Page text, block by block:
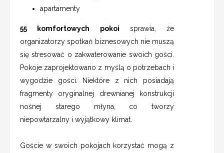
apartamenty
55 komfortowych pokoi sprawia, że
organizatorzy spotkań biznesowych nie muszą
się stresować o zakwaterowanie swoich gości.
Pokoje zaprojektowano z myślą o potrzebach i
wygodzie gości. Niektóre z nich posiadają
fragmenty oryginalnej drewnianej konstrukcji
nośnej starego młyna, co tworzy
niepowtarzalny i wyjątkowy klimat.
Goście w swoich pokojach korzystać mogą z